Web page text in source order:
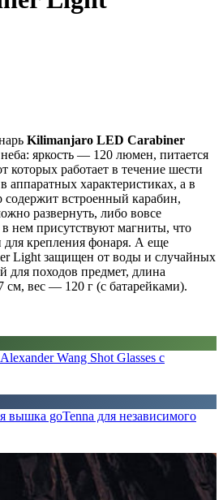
Kilimanjaro LED Carabiner
неба: яркость — 120 люмен, питается
которых работает в течение шести
аппаратных характеристиках, а в
содержит встроенный карабин,
развернуть, либо вовсе
нем присутствуют магниты, что
для крепления фонаря. А еще
Light защищен от воды и случайных
для походов предмет, длина
см, вес — 120 г (с батарейками).
Wang Shot Glasses с
вышка goTenna для независимого